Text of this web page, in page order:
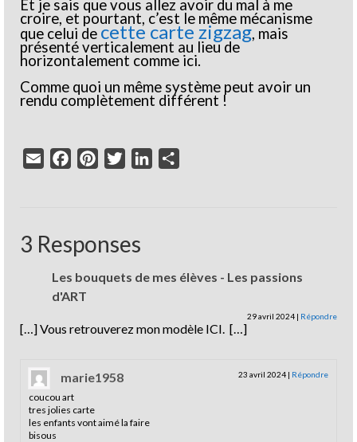
Et je sais que vous allez avoir du mal à me
croire, et pourtant, c’est le même mécanisme
que celui de cette carte zigzag, mais
présenté verticalement au lieu de
horizontalement comme ici.
Comme quoi un même système peut avoir un
rendu complètement différent !
Email FacebookPinterestTwitterLinkedIn
3 Responses
Les bouquets de mes élèves - Les passions
d'ART
29 avril 2024 | Répondre
[…] Vous retrouverez mon modèle ICI. […]
marie1958 23 avril 2024 | Répondre
coucou art
tres jolies carte
les enfants vont aimé la faire
bisous